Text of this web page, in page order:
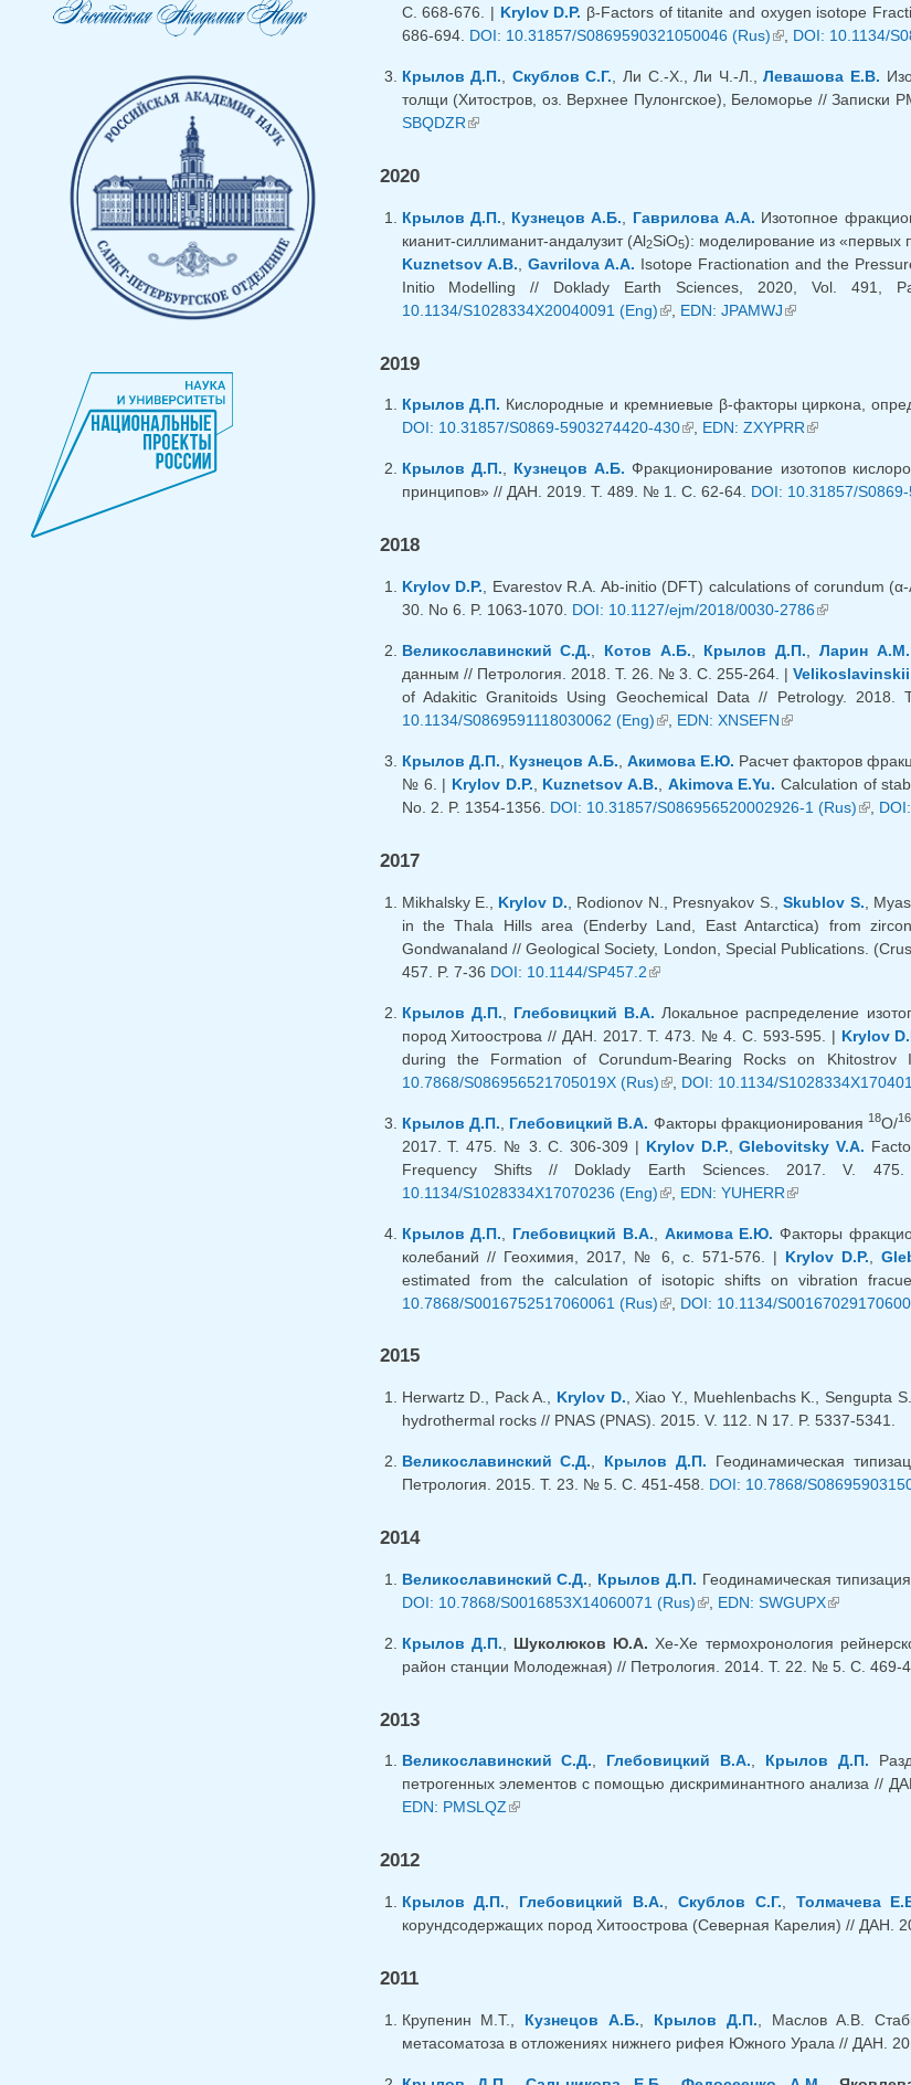
С. 668-676. | Krylov D.P. β-Factors of titanite and oxygen isotope
686-694. DOI: 10.31857/S0869590321050046 (Rus)(внешняя ссылка)
, DOI: 10.1134/
Крылов Д.П., Скублов С.Г., Ли С.-Х., Ли Ч.-Л.,Левашова Е.В.
толщи (Хитостров, оз. Верхнее Пулонгское), Беломорье //
SBQDZR(внешняя ссылка)
2020
Крылов Д.П. Кузнецов А.Б. Гаврилова А.А. Изотопное
кианит-силлиманит-андалузит (Al2SiO5): моделирование из
Kuznetsov A.B.
Gavrilova A.A. Isotope Fractionation and the
Initio Modelling // Doklady Earth Sciences, 2020, Vol. 491,
10.1134/S1028334X20040091 (Eng)(внешняя ссылка)
, EDN: JPAMWJ(внешняя ссылка)
2019
Крылов Д.П. Кислородные и кремниевые β-факторы циркона,
DOI: 10.31857/S0869-5903274420-430(внешняя ссылка)
, EDN: ZXYPRR(внешняя
Крылов Д.П., Кузнецов А.Б. Фракционирование изотопов
принципов» // ДАН. 2019. Т. 489. № 1. С. 62-64. DOI: 10.31857/
2018
Krylov D.P. , Evarestov R.A. Ab-initio (DFT) calculations of corundum
30. No 6. P. 1063-1070. DOI: 10.1127/ejm/2018/0030-2786(внешняя
Великославинский С.Д. Котов А.Б. Крылов Д.П. Ларин А.М.
данным // Петрология. 2018. Т. 26. № 3. С. 255-264. | Velikoslavinskii
of Adakitic Granitoids Using Geochemical Data // Petrology.
10.1134/S0869591118030062 (Eng)(внешняя ссылка)
, EDN: XNSEFN(внешняя ссылка)
Крылов Д.П. Кузнецов А.Б. Акимова Е.Ю. Расчет факторов
№ 6. | Krylov D.P. Kuznetsov A.B. Akimova E.Yu. Calculation of
No. 2. P. 1354-1356. DOI: 10.31857/S086956520002926-1 (Rus) ,
2017
Mikhalsky E., Krylov D. , Rodionov N., Presnyakov S.,Skublov S. ,
in the Thala Hills area (Enderby Land, East Antarctica) from
Gondwanaland // Geological Society, London, Special Publications.
457. P. 7-36 DOI: 10.1144/SP457.2(внешняя ссылка)
Крылов Д.П. Глебовицкий В.А. Локальное распределение
пород Хитоострова // ДАН. 2017. Т. 473. № 4. С. 593-595. | Krylov
during the Formation of Corundum-Bearing Rocks on
10.7868/S086956521705019X (Rus)(внешняя ссылка)
, DOI: 10.1134/
Крылов Д.П. Глебовицкий В.А. Факторы фракционирования18O/16
2017. Т. 475. № 3. С. 306-309 | Krylov D.P. ,Glebovitsky V.A.
Frequency Shifts // Doklady Earth Sciences. 2017. V.
10.1134/S1028334X17070236 (Eng)(внешняя ссылка)
, EDN: YUHERR(внешняя ссылка)
Крылов Д.П. Глебовицкий В.А. Акимова Е.Ю. Факторы
колебаний // Геохимия, 2017, № 6, с. 571-576. | Krylov D.P.
estimated from the calculation of isotopic shifts on vibration
10.7868/S0016752517060061 (Rus)(внешняя ссылка)
, DOI: 10.1134/
2015
Herwartz D., Pack A., Krylov D., Xiao Y., Muehlenbachs K., Sengupta
hydrothermal rocks // PNAS (PNAS). 2015. V. 112. N 17. P. 5337-5341.
Великославинский С.Д., Крылов Д.П. Геодинамическая
Петрология. 2015. Т. 23. № 5. С. 451-458. DOI: 10.7868/
2014
Великославинский С.Д. Крылов Д.П. Геодинамическая
DOI: 10.7868/S0016853X14060071 (Rus)(внешняя ссылка)
, EDN: SWGUPX(внешняя
Крылов Д.П. Шуколюков Ю.А. Xe-Xe термохронология
район станции Молодежная) // Петрология. 2014. Т. 22. № 5. С. 469-
2013
Великославинский С.Д., Глебовицкий В.А., Крылов Д.П.
петрогенных элементов с помощью дискриминантного анализа //
EDN: PMSLQZ(внешняя ссылка)
2012
Крылов Д.П. Глебовицкий В.А. Скублов С.Г. Толмачева
корундсодержащих пород Хитоострова (Северная Карелия) // ДАН.
2011
Крупенин М.Т., Кузнецов А.Б. Крылов Д.П. , Маслов А.В.
метасоматоза в отложениях нижнего рифея Южного Урала // ДАН.